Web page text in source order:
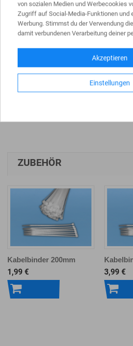
PRODUKTDATEN
Werkstoff HDPE (High-
ZUBEHÖR
Kabelbinder 200mm
1,99 € 3,99 €
von sozialen Medien und Werbecookies
Zugriff auf Social-Media-Funktionen und
Werbung. Stimmst du der Verwendung
damit verbundenen Verarbeitung deiner
Akzeptieren
Einstellungen